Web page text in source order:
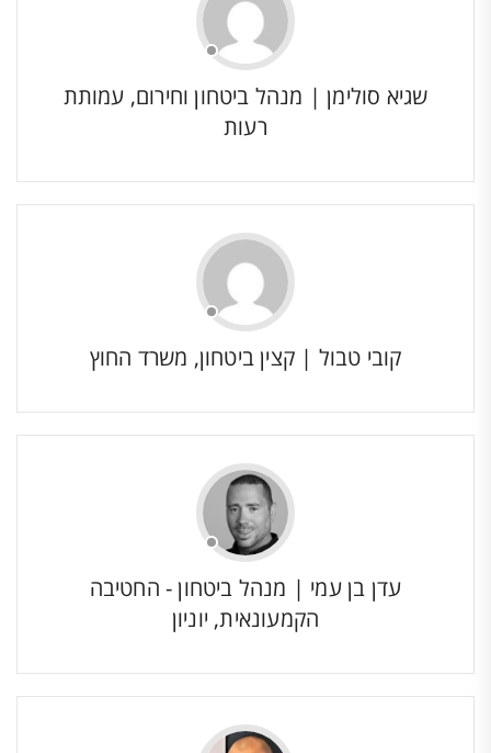
שגיא סולימן | מנהל ביטחון וחירום, עמותת
רעות
קובי טבול | קצין ביטחון, משרד החוץ
עדן בן עמי | מנהל ביטחון - החטיבה
הקמעונאית, יוניון